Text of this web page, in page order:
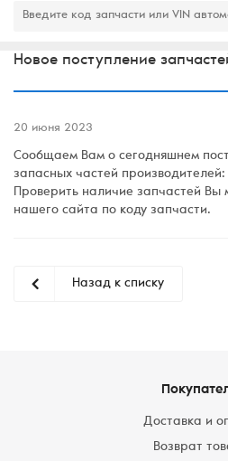
Новое поступление
20 июня 2023
Сообщаем Вам о сегодняшнем
запасных частей
Проверить наличие запчастей Вы
нашего сайта по коду запчасти.
Назад к списку
Доставка и
Возврат